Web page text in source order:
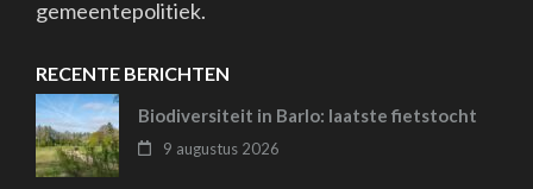
gemeentepolitiek.
RECENTE BERICHTEN
Biodiversiteit in Barlo: laatste fietstocht
9 augustus 2026